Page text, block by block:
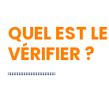
QUEL EST
VÉRIFIER ?